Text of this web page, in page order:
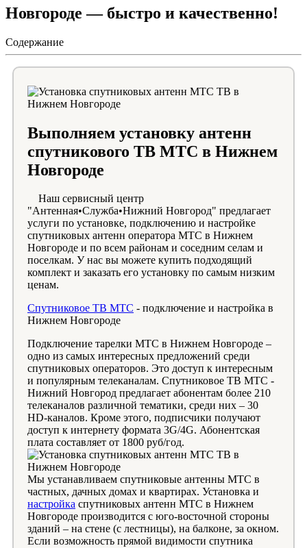
Новгороде — быстро и качественно!
Содержание
Выполняем установку антенн
спутникового ТВ МТС в Нижнем
Новгороде
Наш сервисный центр
"Антенная•Служба•Нижний Новгород" предлагает
услуги по установке, подключению и настройке
спутниковых антенн оператора МТС в Нижнем
Новгороде и по всем районам и соседним селам и
поселкам. У нас вы можете купить подходящий
комплект и заказать его установку по самым низким
ценам.
Спутниковое ТВ МТС - подключение и настройка в
Нижнем Новгороде
Подключение тарелки МТС в Нижнем Новгороде –
одно из самых интересных предложений среди
спутниковых операторов. Это доступ к интересным
и популярным телеканалам. Спутниковое ТВ МТС -
Нижний Новгород предлагает абонентам более 210
телеканалов различной тематики, среди них – 30
HD-каналов. Кроме этого, подписчики получают
доступ к интернету формата 3G/4G. Абонентская
плата составляет от 1800 руб/год.
Мы устанавливаем спутниковые антенны МТС в
частных, дачных домах и квартирах. Установка и
настройка спутниковых антенн МТС в Нижнем
Новгороде производится с юго-восточной стороны
зданий – на стене (с лестницы), на балконе, за окном.
Если возможность прямой видимости спутника